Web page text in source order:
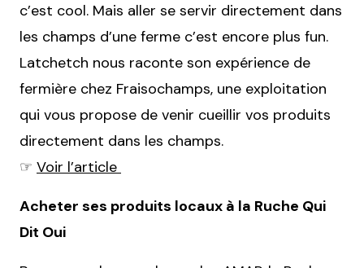
c’est cool. Mais aller se servir directement dans
les champs d’une ferme c’est encore plus fun.
Latchetch nous raconte son expérience de
fermière chez Fraisochamps, une exploitation
qui vous propose de venir cueillir vos produits
directement dans les champs.
☞ Voir l’article
Acheter ses produits locaux à la Ruche Qui
Dit Oui